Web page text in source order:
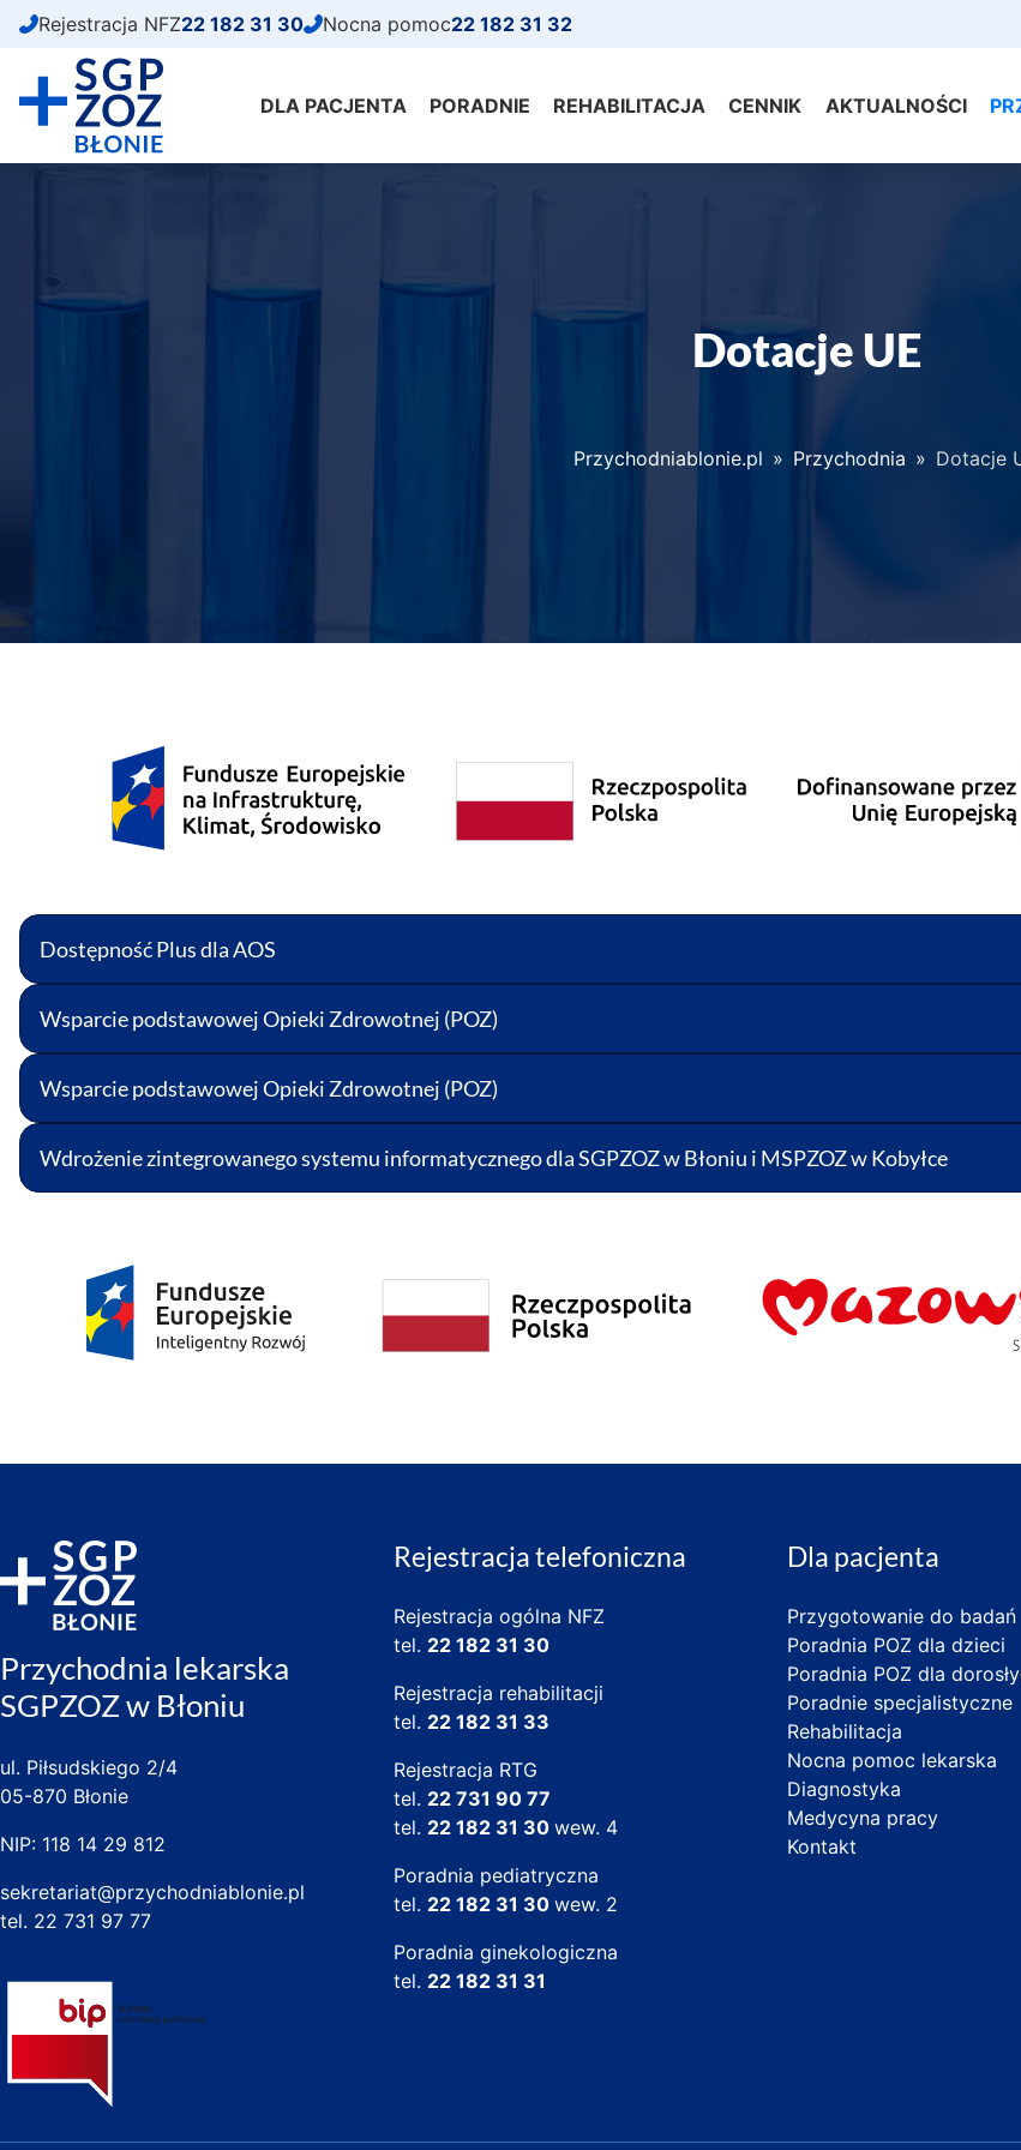
Przejdź
treści
Rejestracja NFZ22 182 31 30 Nocna pomoc22 182 31 32
DLA PACJENTA PORADNIE REHABILITACJA CENNIK AKTUALNOŚCI
Dotacje UE
Przychodniablonie.pl » Przychodnia » Dotacje
Dostępność Plus dla AOS
Wsparcie podstawowej Opieki Zdrowotnej (POZ)
Wsparcie podstawowej Opieki Zdrowotnej (POZ)
Wdrożenie zintegrowanego systemu informatycznego dla SGPZOZ w Błoniu i MSPZOZ w Kobyłce
Przychodnia lekarska
SGPZOZ w Błoniu
ul. Piłsudskiego 2/4
05-870 Błonie
NIP: 118 14 29 812
sekretariat@przychodniablonie.pl
tel. 22 731 97 77
Rejestracja telefoniczna
Rejestracja ogólna NFZ
tel. 22 182 31 30
Rejestracja rehabilitacji
tel. 22 182 31 33
Rejestracja RTG
tel. 22 731 90 77
tel. 22 182 31 30 wew. 4
Poradnia pediatryczna
tel. 22 182 31 30 wew. 2
Poradnia ginekologiczna
tel. 22 182 31 31
Dla pacjenta
Przygotowanie do badań
Poradnia POZ dla dzieci
Poradnia POZ dla
Poradnie specjalistyczne
Rehabilitacja
Nocna pomoc lekarska
Diagnostyka
Medycyna pracy
Kontakt